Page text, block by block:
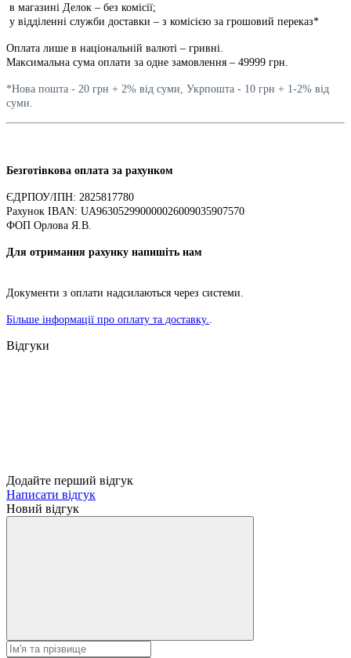
в магазині Делок – без комісії;
у відділенні служби доставки – з комісією за грошовий переказ*
Оплата лише в національній валюті – гривні.
Максимальна сума оплати за одне замовлення – 49999 грн.
*Нова пошта - 20 грн + 2% від суми, Укрпошта - 10 грн + 1-2% від
суми.
Безготівкова оплата за рахунком
ЄДРПОУ/ІПН: 2825817780
Рахунок IBAN: UA963052990000026009035907570
ФОП Орлова Я.В.
Для отримання рахунку напишіть нам
Документи з оплати надсилаються через системи.
Більше інформації про оплату та доставку.
Відгуки
Додайте перший відгук
Написати відгук
Новий відгук